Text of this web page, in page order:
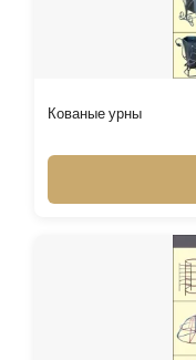
Кованые урны